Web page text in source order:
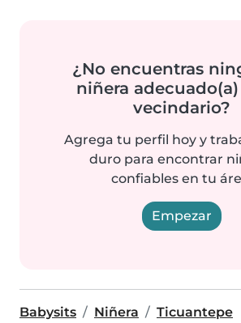
¿No encuentras
niñera
vecindario?
Agrega tu perfil hoy y
duro para encontrar
confiables en tu
Empezar
Babysits Niñera Ticuantepe